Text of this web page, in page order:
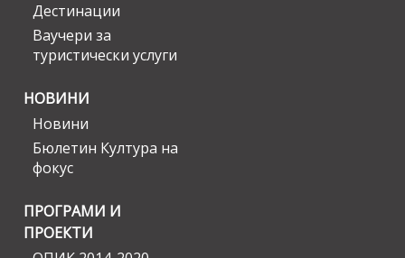
Дестинации
Ваучери за
туристически услуги
НОВИНИ
Новини
Бюлетин Култура на
фокус
ПРОГРАМИ И
ПРОЕКТИ